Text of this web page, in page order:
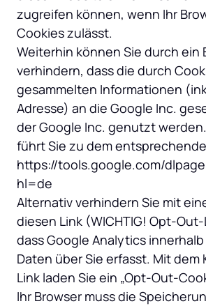
zugreifen können, wenn Ihr
Cookies zulässt.
Weiterhin können Sie durch ein
verhindern, dass die durch
gesammelten Informationen
Adresse) an die Google Inc.
der Google Inc. genutzt
führt Sie zu dem
https://tools.google.com/
hl=de
Alternativ verhindern Sie mit
diesen Link (WICHTIG! Opt-
dass Google Analytics
Daten über Sie erfasst. Mit dem
Link laden Sie ein „Opt-Out-
Ihr Browser muss die